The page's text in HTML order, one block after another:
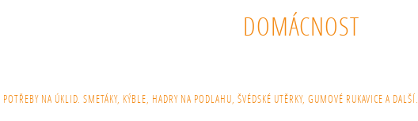
DOMÁCNOST
NA ÚKLID. SMETÁKY, KÝBLE, HADRY NA PODLAHU, ŠVÉDSKÉ UTĚRKY, GUMOVÉ RUKAVICE A DALŠÍ.